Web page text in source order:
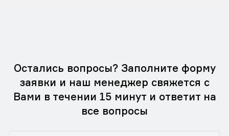
Остались вопросы? Заполните форму
заявки и наш менеджер свяжется с
Вами в течении 15 минут и ответит на
все вопросы